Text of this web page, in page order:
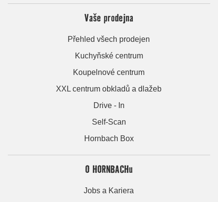
Vaše prodejna
Přehled všech prodejen
Kuchyňské centrum
Koupelnové centrum
XXL centrum obkladů a dlažeb
Drive - In
Self-Scan
Hornbach Box
O HORNBACHu
Jobs a Kariera